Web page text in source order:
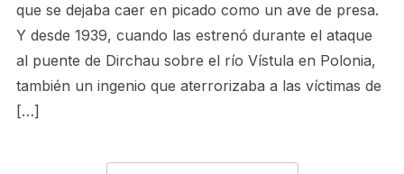
que se dejaba caer en picado como un ave de presa.
Y desde 1939, cuando las estrenó durante el ataque
al puente de Dirchau sobre el río Vístula en Polonia,
también un ingenio que aterrorizaba a las víctimas de
[…]